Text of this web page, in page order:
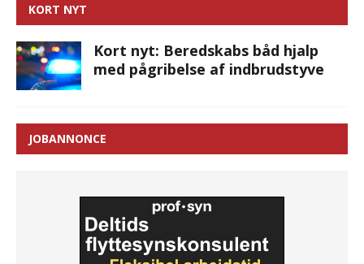
KORT NYT
Kort nyt: Beredskabs båd hjalp
med pågribelse af indbrudstyve
JOBANNONCE